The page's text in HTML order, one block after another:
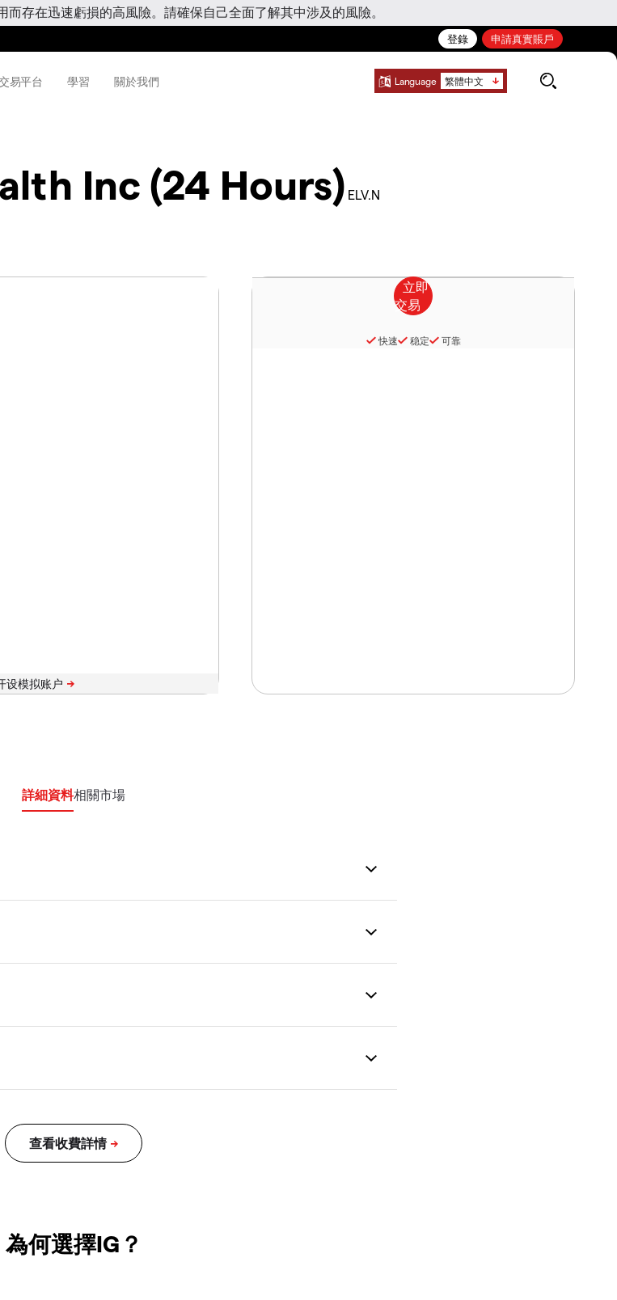
存在迅速虧損的高風險。請確保自己全面了解其中涉及的風險。
登錄 申請真實賬戶
易平台 學習 關於我們 Language 繁體中文
Inc (24 Hours) ELV.N
快速 稳定 可靠
詳細資料相關市場
為何選擇IG？